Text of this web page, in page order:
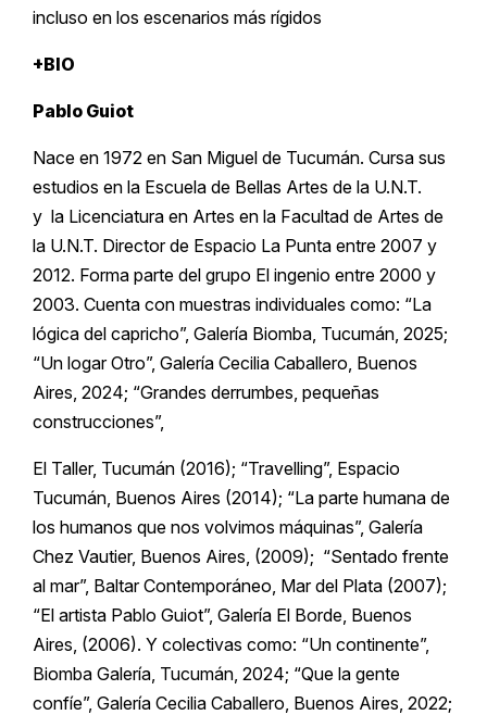
incluso en los escenarios más rígidos
+BIO
Pablo Guiot
Nace en 1972 en San Miguel de Tucumán. Cursa sus
estudios en la Escuela de Bellas Artes de la U.N.T.
y la Licenciatura en Artes en la Facultad de Artes de
la U.N.T. Director de Espacio La Punta entre 2007 y
2012. Forma parte del grupo El ingenio entre 2000 y
2003. Cuenta con muestras individuales como: “La
lógica del capricho”, Galería Biomba, Tucumán, 2025;
“Un logar Otro”, Galería Cecilia Caballero, Buenos
Aires, 2024; “Grandes derrumbes, pequeñas
construcciones”,
El Taller, Tucumán (2016); “Travelling”, Espacio
Tucumán, Buenos Aires (2014); “La parte humana de
los humanos que nos volvimos máquinas”, Galería
Chez Vautier, Buenos Aires, (2009); “Sentado frente
al mar”, Baltar Contemporáneo, Mar del Plata (2007);
“El artista Pablo Guiot”, Galería El Borde, Buenos
Aires, (2006). Y colectivas como: “Un continente”,
Biomba Galería, Tucumán, 2024; “Que la gente
confíe”, Galería Cecilia Caballero, Buenos Aires, 2022;